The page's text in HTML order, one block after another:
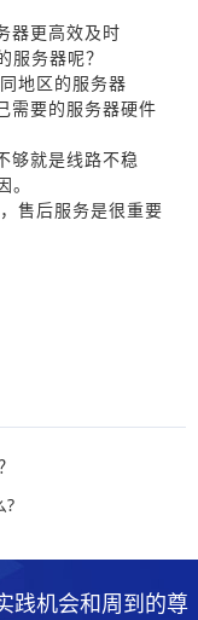
器更高效及时
服务器呢？
地区的服务器
需要的服务器硬件
够就是线路不稳
售后服务是很重要
?
践机会和周到的尊